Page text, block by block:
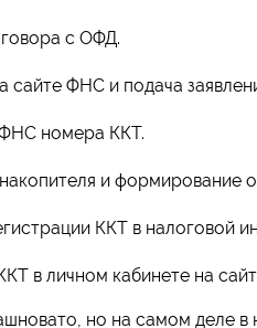
с ОФД.
сайте ФНС и подача
номера ККТ.
и формирование
ККТ в налоговой
в личном кабинете на
но на самом деле в